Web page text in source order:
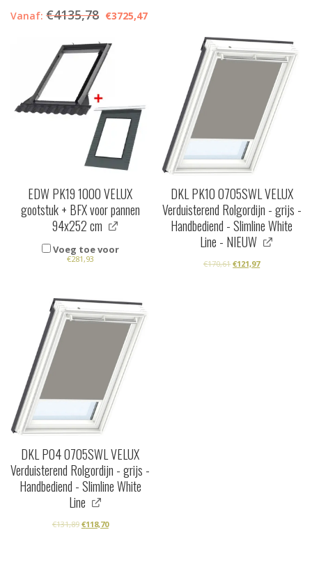
Vanaf: €4135,78 €3725,47
EDW PK19 1000 VELUX
gootstuk + BFX voor pannen
94x252 cm
Voeg toe voor
€281,93
DKL PK10 0705SWL VELUX
Verduisterend Rolgordijn - grijs -
Handbediend - Slimline White
Line - NIEUW
€170,61 €121,97
DKL P04 0705SWL VELUX
Verduisterend Rolgordijn - grijs -
Handbediend - Slimline White
Line
€131,89 €118,70